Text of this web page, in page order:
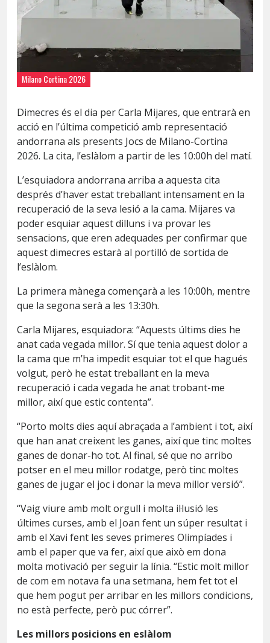
Milano Cortina 2026
Dimecres és el dia per Carla Mijares, que entrarà en
acció en l’última competició amb representació
andorrana als presents Jocs de Milano-Cortina
2026. La cita, l’eslàlom a partir de les 10:00h del matí.
L’esquiadora andorrana arriba a aquesta cita
després d’haver estat treballant intensament en la
recuperació de la seva lesió a la cama. Mijares va
poder esquiar aquest dilluns i va provar les
sensacions, que eren adequades per confirmar que
aquest dimecres estarà al portilló de sortida de
l’eslàlom.
La primera mànega començarà a les 10:00h, mentre
que la segona serà a les 13:30h.
Carla Mijares, esquiadora: “Aquests últims dies he
anat cada vegada millor. Sí que tenia aquest dolor a
la cama que m’ha impedit esquiar tot el que hagués
volgut, però he estat treballant en la meva
recuperació i cada vegada he anat trobant-me
millor, així que estic contenta”.
“Porto molts dies aquí abraçada a l’ambient i tot, així
que han anat creixent les ganes, així que tinc moltes
ganes de donar-ho tot. Al final, sé que no arribo
potser en el meu millor rodatge, però tinc moltes
ganes de jugar el joc i donar la meva millor versió”.
“Vaig viure amb molt orgull i molta il·lusió les
últimes curses, amb el Joan fent un súper resultat i
amb el Xavi fent les seves primeres Olimpíades i
amb el paper que va fer, així que això em dona
molta motivació per seguir la línia. “Estic molt millor
de com em notava fa una setmana, hem fet tot el
que hem pogut per arribar en les millors condicions,
no està perfecte, però puc córrer”.
Les millors posicions en eslàlom